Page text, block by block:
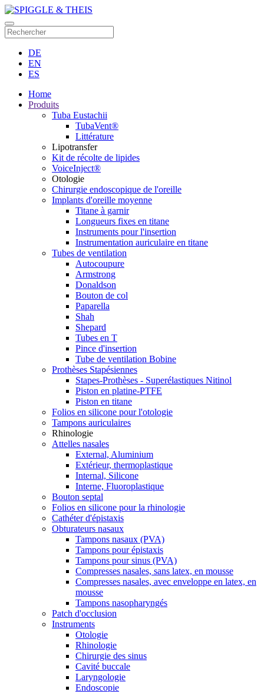
DE
EN
ES
Home
Produits
Tuba Eustachii
TubaVent®
Littérature
Lipotransfer
Kit de récolte de lipides
VoiceInject®
Otologie
Chirurgie endoscopique de l'oreille
Implants d'oreille moyenne
Titane à garnir
Longueurs fixes en titane
Instruments pour l'insertion
Instrumentation auriculaire en titane
Tubes de ventilation
Autocoupure
Armstrong
Donaldson
Bouton de col
Paparella
Shah
Shepard
Tubes en T
Pince d'insertion
Tube de ventilation Bobine
Prothèses Stapésiennes
Stapes-Prothèses - Superélastiques Nitinol
Piston en platine-PTFE
Piston en titane
Folios en silicone pour l'otologie
Tampons auriculaires
Rhinologie
Attelles nasales
External, Aluminium
Extérieur, thermoplastique
Internal, Silicone
Interne, Fluoroplastique
Bouton septal
Folios en silicone pour la rhinologie
Cathéter d'épistaxis
Obturateurs nasaux
Tampons nasaux (PVA)
Tampons pour épistaxis
Tampons pour sinus (PVA)
Compresses nasales, sans latex, en mousse
Compresses nasales, avec enveloppe en latex, en
mousse
Tampons nasopharyngés
Patch d'occlusion
Instruments
Otologie
Rhinologie
Chirurgie des sinus
Cavité buccale
Laryngologie
Endoscopie